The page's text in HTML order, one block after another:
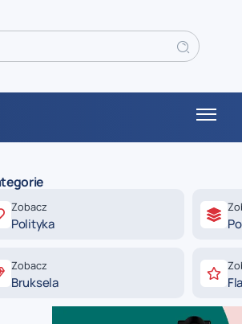
Zobacz
Polityka
Zobacz
Bruksela